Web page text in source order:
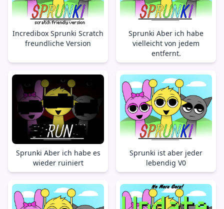
Incredibox Sprunki Scratch
freundliche Version
Sprunki Aber ich habe
vielleicht von jedem
entfernt.
Sprunki Aber ich habe es
wieder ruiniert
Sprunki ist aber jeder
lebendig V0